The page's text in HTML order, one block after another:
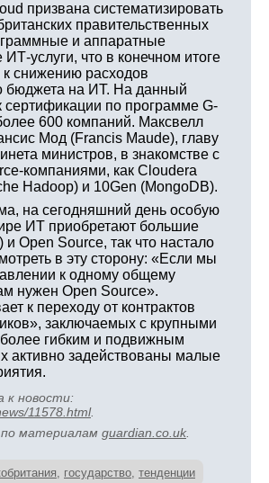
призвана систематизировать
правительственных
и аппаратные
ИТ-услуги, что в конечном итоге
снижению расходов
бюджета на ИТ. На данный
сертификации по программе G-
600 компаний. Максвелл
Мод (Francis Maude), главу
министров, в знакомстве с
компаниями, как Cloudera
Hadoop) и 10Gen (MongoDB).
на сегодняшний день особую
ИТ приобретают большие
Open Source, так что настало
в эту сторону: «Если мы
к одному общему
нужен Open Source».
к переходу от контрактов
заключаемых с крупными
гибким и подвижным
активно задействованы малые
к новости:
11578.html.
по материалам guardian.co.uk
, государство, тенденции